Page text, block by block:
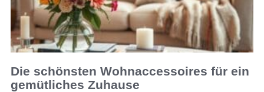
Die schönsten Wohnaccessoires für ein
gemütliches Zuhause